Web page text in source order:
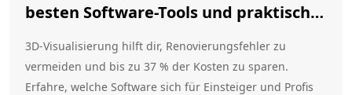
besten Software-Tools und praktische
3D-Visualisierung hilft dir, Renovierungsfehler zu
vermeiden und bis zu 37 % der Kosten zu sparen.
Erfahre, welche Software sich für Einsteiger und Profis